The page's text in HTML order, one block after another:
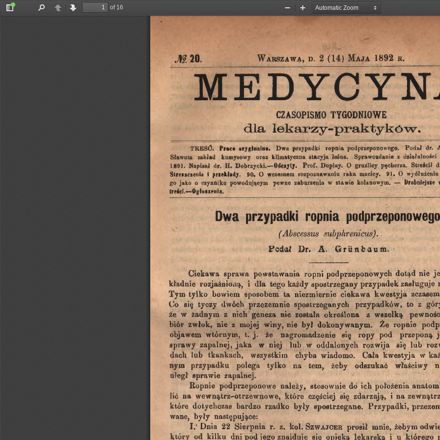
Toggle
PreviousNext
of 16
Zoom
Zoom
M 20. W arszawa,d.2 (14) M aja 1892 r.
CZASOPISMO TYGODNIOWE
dla lekarzy-praktyków.
TRESć. Prace oryginalne* Dwa przypadki ropnia podprzeponowego. Podał dr.
Sławuta
zakład kumysowy oraz klimatyczna stacyja leśna. Sprawozdanie z działalności
1891. Napisał dr. H. Dobrzycki.— Odczyty. Prof. Duplay. O gruz'licy pęcherza. Streścił
Streszczenia i przekłady. 90* O wczesnem rozpoznawaniu raka macicy. 91. O wydłużeniu
go jako o czynniku powodującym pewne zaburzenia w stawie kolanowym. — Drobniejsze
treści.— Ogłoszenia.
Dwa przypadki ropnia podprzeponowego
(Abscessus subphrenicus).
Podał Dr. A. Griinbaum.
Ciekawa sprawa powstawania ropni podprzeponowych dotąd nie
kładnie rozjaśnioną, i dla tego każdy spostrzegany przypadek zasługuje
Tym tylko bowiem sposobem ta niezmiernie ciekawa kwestyja zczasem
Co się tyczy dwóch przezemnie spostrzeganych przypadków, to z
że w żadnym z nich geneza nie została określona z wszelką
biór zwłok, nie z mojej winy, nie był dokonywanym. Że ropnie
objawem wtórnym, t. j. że nagromadzenie się ropy pod przeponą
sprawy zapalnej, jaka w niej lub w oddalonych rozwija się lub
dach lub tkankach, wszystkim chyba wiadomo. Cała kwestyja w
nym
przypadku polega tylko na tern, żeby odszukać właściwy
uległ sprawie zapalnej.
Ropnie podprzeponowe należy, stosownie do ich położenia
lić na wewnątrz-otrzewnowe, które częściej się zdarzają, i na
które dotychczas bardzo rzadko były spostrzegane. Przypadki,
wane, były następujące:
1/ Dnia 22 Sierpnia r. z. kol. Szwajcer prosił mnie, żebym
który od kilku dni pod jego znajduje się opieką lekarską i u którego